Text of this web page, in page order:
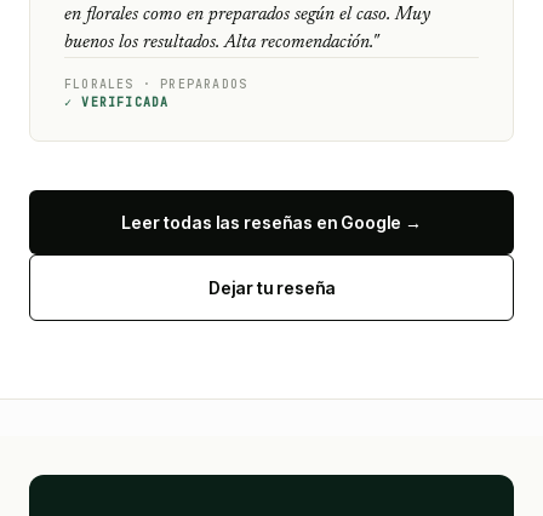
en florales como en preparados según el caso. Muy
buenos los resultados. Alta recomendación."
FLORALES · PREPARADOS
✓ VERIFICADA
Leer todas las reseñas en Google →
Dejar tu reseña